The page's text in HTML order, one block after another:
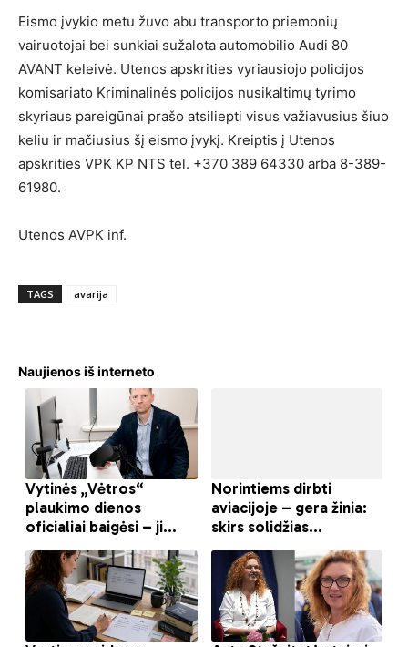
Eismo įvykio metu žuvo abu transporto priemonių
vairuotojai bei sunkiai sužalota automobilio Audi 80
AVANT keleivė. Utenos apskrities vyriausiojo policijos
komisariato Kriminalinės policijos nusikaltimų tyrimo
skyriaus pareigūnai prašo atsiliepti visus važiavusius šiuo
keliu ir mačiusius šį eismo įvykį. Kreiptis į Utenos
apskrities VPK KP NTS tel. +370 389 64330 arba 8-389-
61980.
Utenos AVPK inf.
TAGS avarija
Naujienos iš interneto